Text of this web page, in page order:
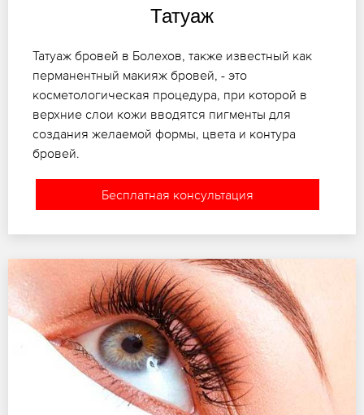
Татуаж
Татуаж бровей в Болехов, также известный как
перманентный макияж бровей, - это
косметологическая процедура, при которой в
верхние слои кожи вводятся пигменты для
создания желаемой формы, цвета и контура
бровей.
Бесплатная консультация